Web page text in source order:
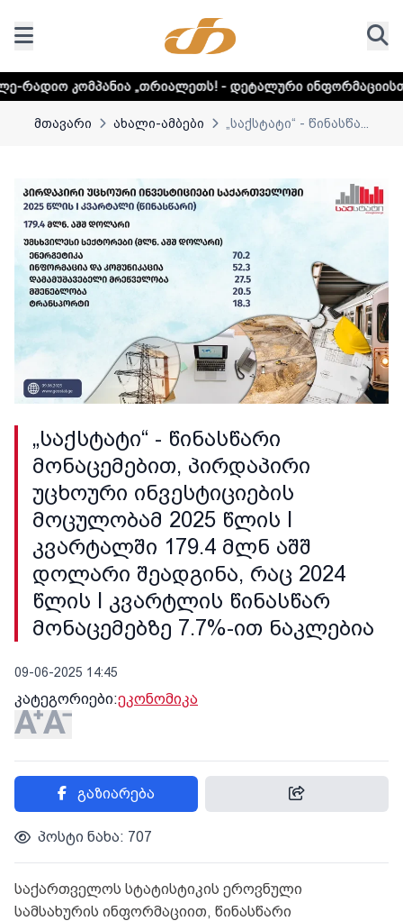
„თრიალეთს! - დეტალური ინფორმაციისთვის
მთავარი ახალი-ამბები „საქსტატი“ - წინასწა...
„საქსტატი“ - წინასწარი
მონაცემებით, პირდაპირი
უცხოური ინვესტიციების
მოცულობამ 2025 წლის I
კვარტალში 179.4 მლნ აშშ
დოლარი შეადგინა, რაც 2024
წლის I კვარტლის წინასწარ
მონაცემებზე 7.7%-ით ნაკლებია
09-06-2025 14:45
კატეგორიები:ეკონომიკა
გაზიარება
პოსტი ნახა: 707
საქართველოს სტატისტიკის ეროვნული
სამსახურის ინფორმაციით, წინასწარი